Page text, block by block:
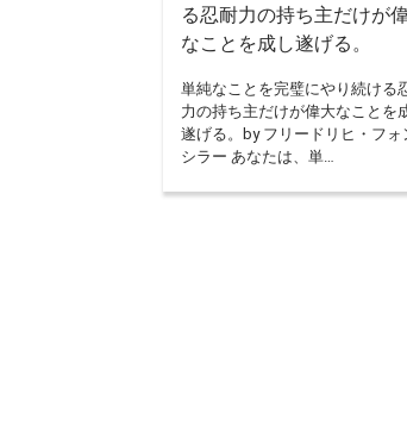
る忍耐力の持ち主だけが
なことを成し遂げる。
単純なことを完璧にやり続ける
力の持ち主だけが偉大なことを
遂げる。by フリードリヒ・フォ
シラー あなたは、単…